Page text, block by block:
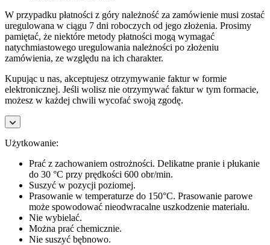
W przypadku płatności z góry należność za zamówienie musi zostać
uregulowana w ciągu 7 dni roboczych od jego złożenia. Prosimy
pamiętać, że niektóre metody płatności mogą wymagać
natychmiastowego uregulowania należności po złożeniu
zamówienia, ze względu na ich charakter.
Kupując u nas, akceptujesz otrzymywanie faktur w formie
elektronicznej. Jeśli wolisz nie otrzymywać faktur w tym formacie,
możesz w każdej chwili wycofać swoją zgodę.
Użytkowanie:
Prać z zachowaniem ostrożności. Delikatne pranie i płukanie
do 30 °C przy prędkości 600 obr/min.
Suszyć w pozycji poziomej.
Prasowanie w temperaturze do 150°C. Prasowanie parowe
może spowodować nieodwracalne uszkodzenie materiału.
Nie wybielać.
Można prać chemicznie.
Nie suszyć bębnowo.